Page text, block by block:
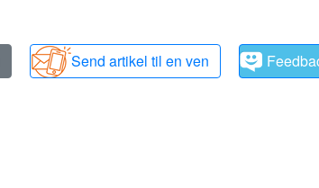
Send artikel til en ven